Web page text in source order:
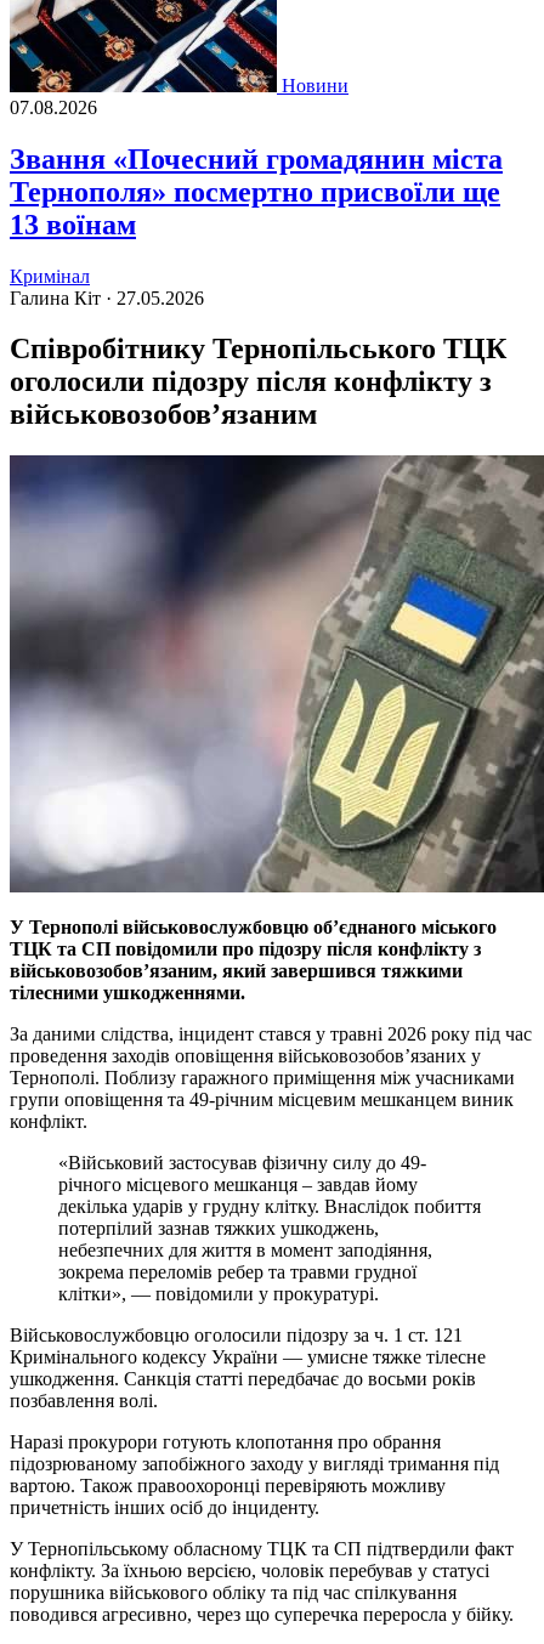
Новини
07.08.2026
Звання «Почесний громадянин міста
Тернополя» посмертно присвоїли ще
13 воїнам
Кримінал
Галина Кіт · 27.05.2026
Співробітнику Тернопільського ТЦК
оголосили підозру після конфлікту з
військовозобов’язаним
У Тернополі військовослужбовцю об’єднаного міського
ТЦК та СП повідомили про підозру після конфлікту з
військовозобов’язаним, який завершився тяжкими
тілесними ушкодженнями.
За даними слідства, інцидент стався у травні 2026 року під час
проведення заходів оповіщення військовозобов’язаних у
Тернополі. Поблизу гаражного приміщення між учасниками
групи оповіщення та 49-річним місцевим мешканцем виник
конфлікт.
«Військовий застосував фізичну силу до 49-
річного місцевого мешканця – завдав йому
декілька ударів у грудну клітку. Внаслідок побиття
потерпілий зазнав тяжких ушкоджень,
небезпечних для життя в момент заподіяння,
зокрема переломів ребер та травми грудної
клітки», — повідомили у прокуратурі.
Військовослужбовцю оголосили підозру за ч. 1 ст. 121
Кримінального кодексу України — умисне тяжке тілесне
ушкодження. Санкція статті передбачає до восьми років
позбавлення волі.
Наразі прокурори готують клопотання про обрання
підозрюваному запобіжного заходу у вигляді тримання під
вартою. Також правоохоронці перевіряють можливу
причетність інших осіб до інциденту.
У Тернопільському обласному ТЦК та СП підтвердили факт
конфлікту. За їхньою версією, чоловік перебував у статусі
порушника військового обліку та під час спілкування
поводився агресивно, через що суперечка переросла у бійку.